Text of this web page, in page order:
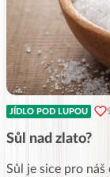
JÍDLO POD LUPOU
Sůl nad zlato?
Sůl je sice pro